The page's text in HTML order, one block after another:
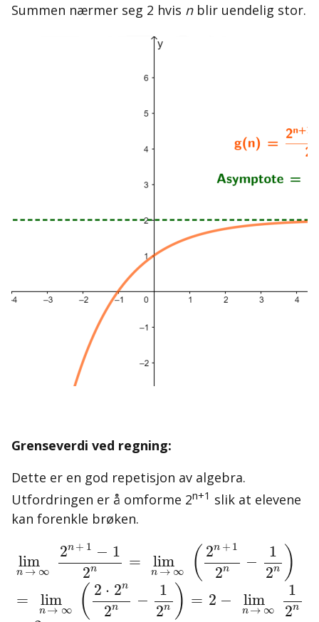
Summen nærmer seg 2 hvis nblir uendelig stor.
Grenseverdi ved regning:
Dette er en god repetisjon av algebra.
Utfordringen er å omforme 2n+1 slik at elevene
kan forenkle brøken.
lim
n → ∞
2n + 1 − 1
2n = lim
n → ∞ ( 2n + 1
2n −
1
2n )
= lim
n → ∞ ( 2 ⋅ 2n
2n −
1
2n ) = 2 − lim
n → ∞
1
2n
∞2n+
limn→ 2
limn→ (2
-
∞12n 2